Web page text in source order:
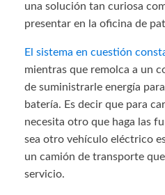
una solución tan curiosa
presentar en la oficina de
El sistema en cuestión
mientras que remolca a un
de suministrarle energía
batería. Es decir que para
necesita otro que haga las
sea otro vehículo eléctrico
un camión de transporte
servicio.